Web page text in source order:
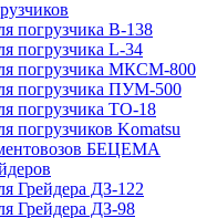
погрузчика B-138
погрузчика L-34
погрузчика МКСМ-800
погрузчика ПУМ-500
погрузчика ТО-18
погрузчиков Komatsu
БЕЦЕМА
Грейдера ДЗ-122
Грейдера ДЗ-98